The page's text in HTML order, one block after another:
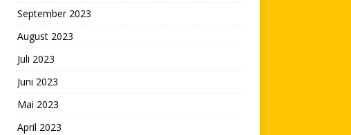
September 2023
August 2023
Juli 2023
Juni 2023
Mai 2023
April 2023